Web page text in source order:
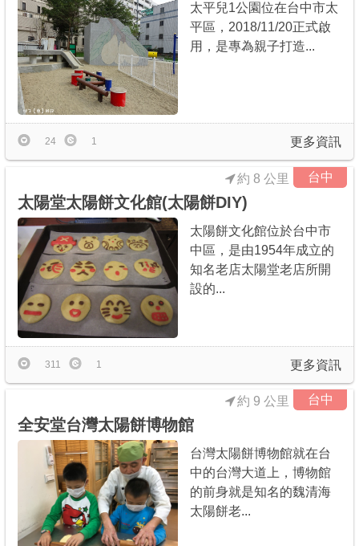
太平兒1公園位在台中市太
平區，2018/11/20正式啟
用，是專為親子打造...
更多資訊
24 1
台中
約 8 公里
太陽堂太陽餅文化館(太陽餅DIY)
太陽餅文化館位於台中市
中區，是由1954年成立的
知名老店太陽堂老店所開
設的...
更多資訊
311 1
台中
約 9 公里
全安堂台灣太陽餅博物館
台灣太陽餅博物館就在台
中的台灣大道上，博物館
的前身就是知名的魏清海
太陽餅老...